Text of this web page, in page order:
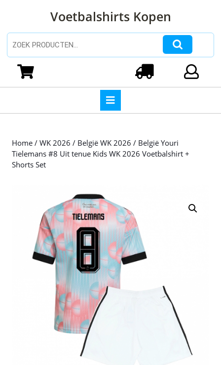
inhoud
Voetbalshirts Kopen
Zoeken naar:
Home / WK 2026 / België WK 2026 / België Youri
Tielemans #8 Uit tenue Kids WK 2026 Voetbalshirt +
Shorts Set